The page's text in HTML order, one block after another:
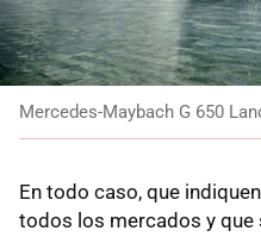
Mercedes-Maybach G 650
En todo caso, que
todos los mercados y que